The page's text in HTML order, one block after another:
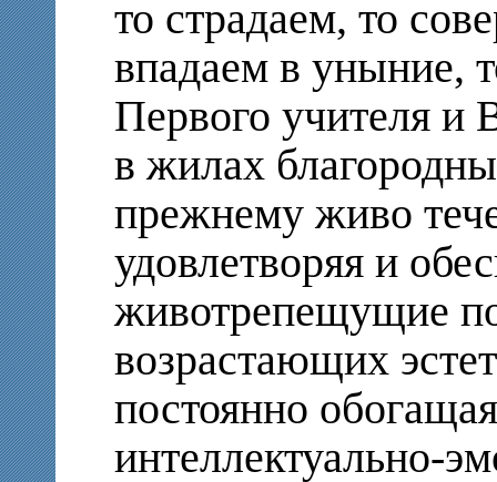
то страдаем, то
впадаем в уныние,
Первого учителя и
в жилах
прежнему живо
удовлетворяя и
животрепещущие
возрастающих
постоянно
интеллектуально-